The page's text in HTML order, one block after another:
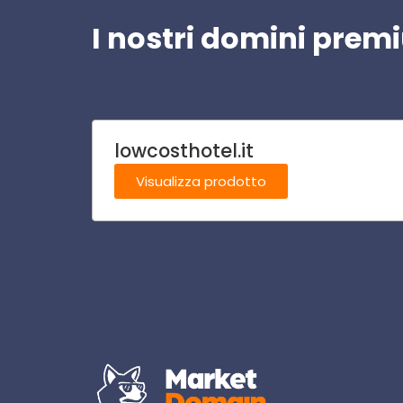
I nostri domini
lowcosthotel.it
Visualizza prodotto